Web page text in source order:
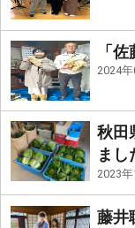
「
2024年
秋田
まし
2023
藤井